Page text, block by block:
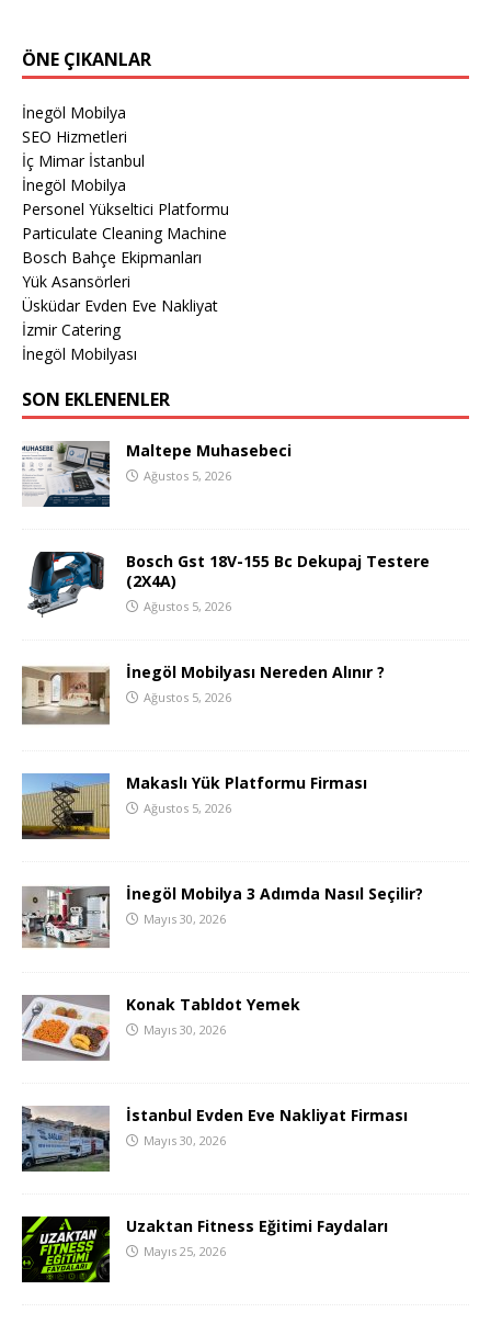
ÖNE ÇIKANLAR
İnegöl Mobilya
SEO Hizmetleri
İç Mimar İstanbul
İnegöl Mobilya
Personel Yükseltici Platformu
Particulate Cleaning Machine
Bosch Bahçe Ekipmanları
Yük Asansörleri
Üsküdar Evden Eve Nakliyat
İzmir Catering
İnegöl Mobilyası
SON EKLENENLER
Maltepe Muhasebeci
Ağustos 5, 2026
Bosch Gst 18V-155 Bc Dekupaj Testere
(2X4A)
Ağustos 5, 2026
İnegöl Mobilyası Nereden Alınır ?
Ağustos 5, 2026
Makaslı Yük Platformu Firması
Ağustos 5, 2026
İnegöl Mobilya 3 Adımda Nasıl Seçilir?
Mayıs 30, 2026
Konak Tabldot Yemek
Mayıs 30, 2026
İstanbul Evden Eve Nakliyat Firması
Mayıs 30, 2026
Uzaktan Fitness Eğitimi Faydaları
Mayıs 25, 2026